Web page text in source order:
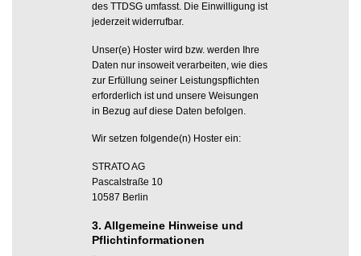
des TTDSG umfasst. Die Einwilligung ist
jederzeit widerrufbar.
Unser(e) Hoster wird bzw. werden Ihre
Daten nur insoweit verarbeiten, wie dies
zur Erfüllung seiner Leistungspflichten
erforderlich ist und unsere Weisungen
in Bezug auf diese Daten befolgen.
Wir setzen folgende(n) Hoster ein:
STRATO AG
Pascalstraße 10
10587 Berlin
3. Allgemeine Hinweise und
Pflicht­informationen